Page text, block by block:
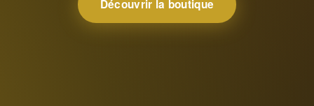
Découvrir la boutique